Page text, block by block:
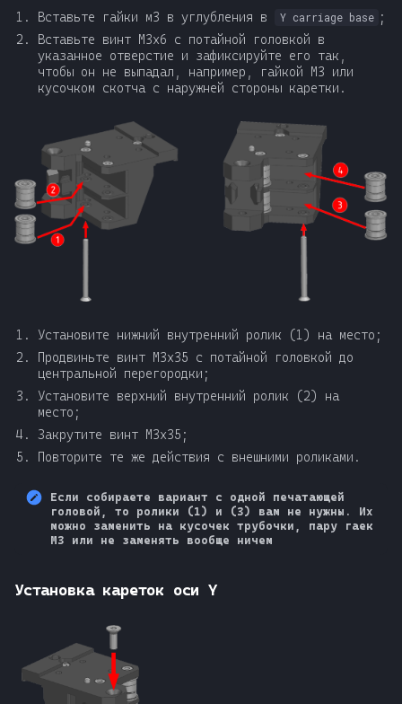
Вставьте гайки м3 в углубления в Y carriage base ;
Вставьте винт М3x6 с потайной головкой в
указанное отверстие и зафиксируйте его так,
чтобы он не выпадал, например, гайкой М3 или
кусочком скотча с наружней стороны каретки.
Установите нижний внутренний ролик (1) на место;
Продвиньте винт М3x35 с потайной головкой до
центральной перегородки;
Установите верхний внутренний ролик (2) на
место;
Закрутите винт М3x35;
Повторите те же действия с внешними роликами.
Если собираете вариант с одной печатающей
головой, то ролики (1) и (3) вам не нужны. Их
можно заменить на кусочек трубочки, пару гаек
М3 или не заменять вообще ничем
Установка кареток оси Y